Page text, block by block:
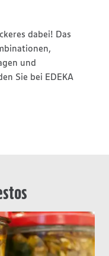
dabei! Das
und
Sie bei EDEKA